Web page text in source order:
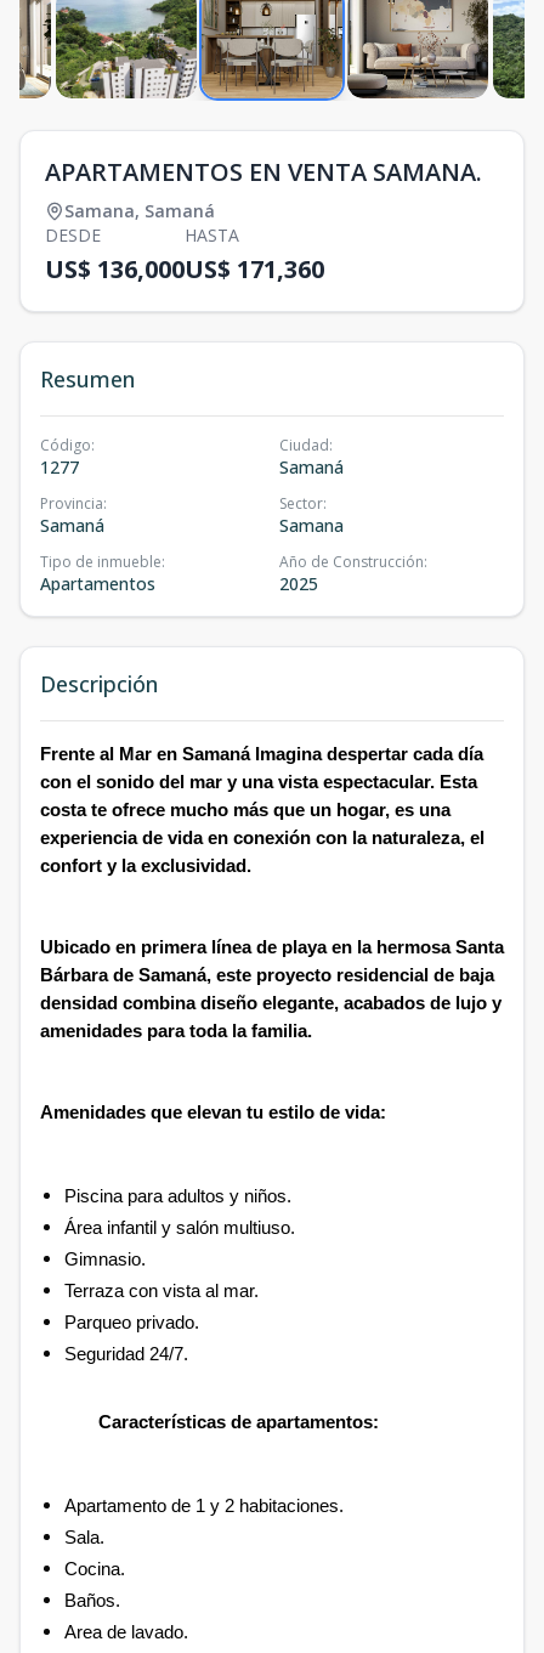
APARTAMENTOS EN VENTA SAMANA.
Samana, Samaná
DESDE
US$ 136,000
HASTA
US$ 171,360
Resumen
Código:
1277
Ciudad:
Samaná
Provincia:
Samaná
Sector:
Samana
Tipo de inmueble:
Apartamentos
Año de Construcción:
2025
Descripción
Frente al Mar en Samaná Imagina despertar cada día
con el sonido del mar y una vista espectacular. Esta
costa te ofrece mucho más que un hogar, es una
experiencia de vida en conexión con la naturaleza, el
confort y la exclusividad.
Ubicado en primera línea de playa en la hermosa Santa
Bárbara de Samaná, este proyecto residencial de baja
densidad combina diseño elegante, acabados de lujo y
amenidades para toda la familia.
Amenidades que elevan tu estilo de vida:
Piscina para adultos y niños.
Área infantil y salón multiuso.
Gimnasio.
Terraza con vista al mar.
Parqueo privado.
Seguridad 24/7.
Características de apartamentos:
Apartamento de 1 y 2 habitaciones.
Sala.
Cocina.
Baños.
Area de lavado.